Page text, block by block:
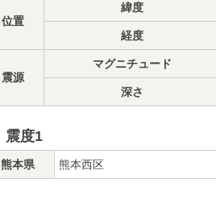
位置
緯度
経度
震源
マグニチュード
深さ
震度1
熊本県 熊本西区